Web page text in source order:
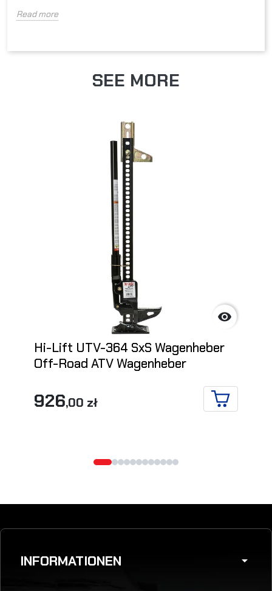
Read more
SEE MORE

Hi-Lift UTV-364 SxS Wagenheber
Off-Road ATV Wagenheber
926,00 zł
IN DEN
INFORMATIONEN arrow_drop_down